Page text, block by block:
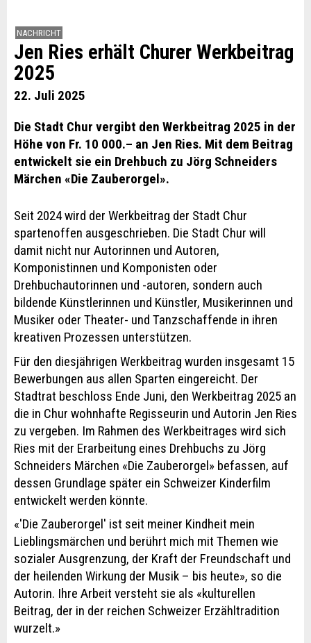
NACHRICHT
Jen Ries erhält Churer Werkbeitrag
2025
22. Juli 2025
Die Stadt Chur vergibt den Werkbeitrag 2025 in der
Höhe von Fr. 10 000.– an Jen Ries. Mit dem Beitrag
entwickelt sie ein Drehbuch zu Jörg Schneiders
Märchen «Die Zauberorgel».
Seit 2024 wird der Werkbeitrag der Stadt Chur
spartenoffen ausgeschrieben. Die Stadt Chur will
damit nicht nur Autorinnen und Autoren,
Komponistinnen und Komponisten oder
Drehbuchautorinnen und -autoren, sondern auch
bildende Künstlerinnen und Künstler, Musikerinnen und
Musiker oder Theater- und Tanzschaffende in ihren
kreativen Prozessen unterstützen.
Für den diesjährigen Werkbeitrag wurden insgesamt 15
Bewerbungen aus allen Sparten eingereicht. Der
Stadtrat beschloss Ende Juni, den Werkbeitrag 2025 an
die in Chur wohnhafte Regisseurin und Autorin Jen Ries
zu vergeben. Im Rahmen des Werkbeitrages wird sich
Ries mit der Erarbeitung eines Drehbuchs zu Jörg
Schneiders Märchen «Die Zauberorgel» befassen, auf
dessen Grundlage später ein Schweizer Kinderfilm
entwickelt werden könnte.
«'Die Zauberorgel' ist seit meiner Kindheit mein
Lieblingsmärchen und berührt mich mit Themen wie
sozialer Ausgrenzung, der Kraft der Freundschaft und
der heilenden Wirkung der Musik – bis heute», so die
Autorin. Ihre Arbeit versteht sie als «kulturellen
Beitrag, der in der reichen Schweizer Erzähltradition
wurzelt.»